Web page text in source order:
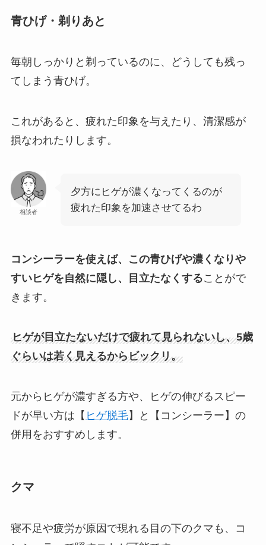
青ひげ・剃りあと
毎朝しっかりと剃っているのに、どうしても残っ
てしまう青ひげ。
これがあると、疲れた印象を与えたり、清潔感が
損なわれたりします。
相談者
夕方にヒゲが濃くなってくるのが
疲れた印象を加速させてるわ
コンシーラーを使えば、この青ひげや濃くなりや
すいヒゲを自然に隠し、目立たなくすることがで
きます。
ヒゲが目立たないだけで疲れて見られないし、5歳
ぐらいは若く見えるからビックリ。
元からヒゲが濃すぎる方や、ヒゲの伸びるスピー
ドが早い方は【 ヒゲ脱毛】と【コンシーラー】の
併用をおすすめします。
クマ
寝不足や疲労が原因で現れる目の下のクマも、コ